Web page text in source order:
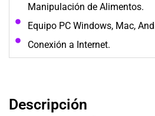
Manipulación de Alimentos.
Equipo PC Windows, Mac,
Conexión a Internet.
Descripción